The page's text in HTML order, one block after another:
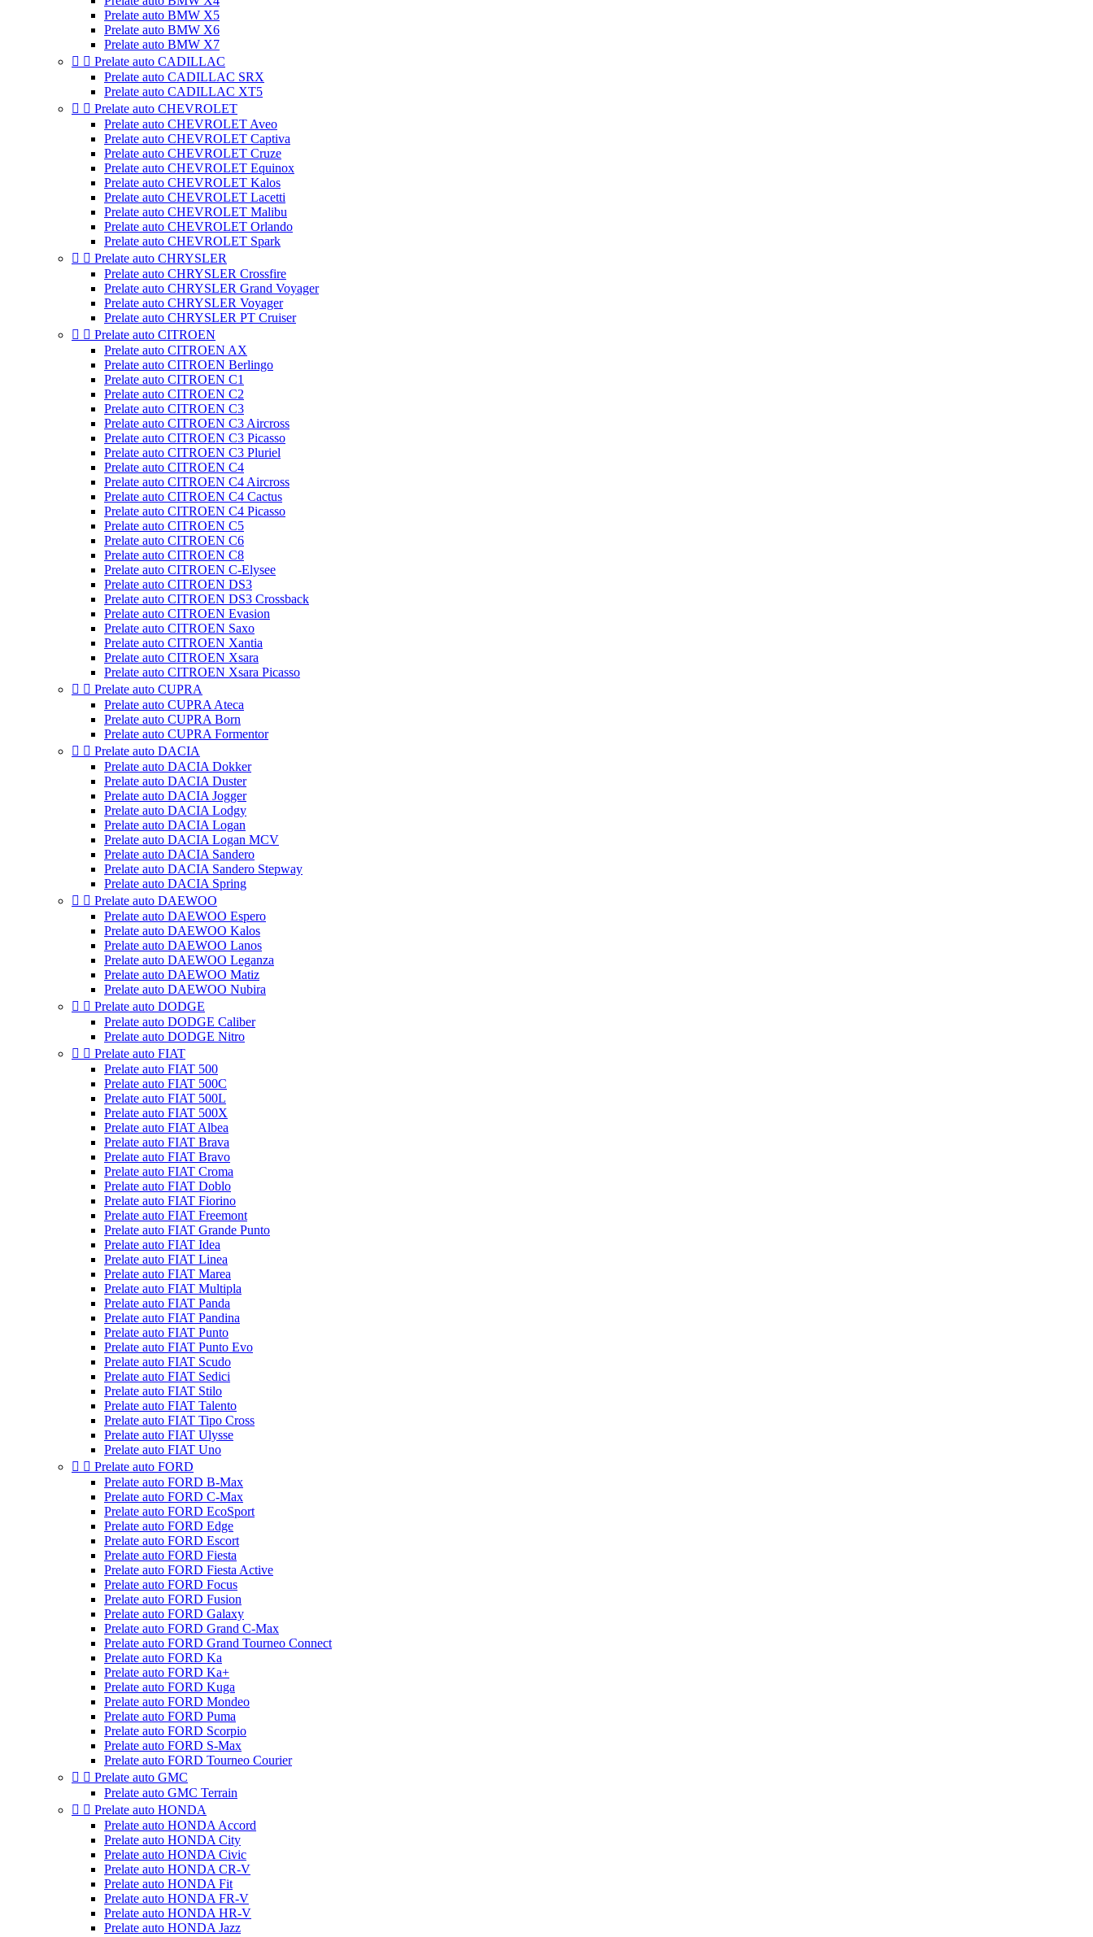
Prelate auto BMW X5
Prelate auto BMW X6
Prelate auto BMW X7
  Prelate auto CADILLAC
Prelate auto CADILLAC SRX
Prelate auto CADILLAC XT5
  Prelate auto CHEVROLET
Prelate auto CHEVROLET Aveo
Prelate auto CHEVROLET Captiva
Prelate auto CHEVROLET Cruze
Prelate auto CHEVROLET Equinox
Prelate auto CHEVROLET Kalos
Prelate auto CHEVROLET Lacetti
Prelate auto CHEVROLET Malibu
Prelate auto CHEVROLET Orlando
Prelate auto CHEVROLET Spark
  Prelate auto CHRYSLER
Prelate auto CHRYSLER Crossfire
Prelate auto CHRYSLER Grand Voyager
Prelate auto CHRYSLER Voyager
Prelate auto CHRYSLER PT Cruiser
  Prelate auto CITROEN
Prelate auto CITROEN AX
Prelate auto CITROEN Berlingo
Prelate auto CITROEN C1
Prelate auto CITROEN C2
Prelate auto CITROEN C3
Prelate auto CITROEN C3 Aircross
Prelate auto CITROEN C3 Picasso
Prelate auto CITROEN C3 Pluriel
Prelate auto CITROEN C4
Prelate auto CITROEN C4 Aircross
Prelate auto CITROEN C4 Cactus
Prelate auto CITROEN C4 Picasso
Prelate auto CITROEN C5
Prelate auto CITROEN C6
Prelate auto CITROEN C8
Prelate auto CITROEN C-Elysee
Prelate auto CITROEN DS3
Prelate auto CITROEN DS3 Crossback
Prelate auto CITROEN Evasion
Prelate auto CITROEN Saxo
Prelate auto CITROEN Xantia
Prelate auto CITROEN Xsara
Prelate auto CITROEN Xsara Picasso
  Prelate auto CUPRA
Prelate auto CUPRA Ateca
Prelate auto CUPRA Born
Prelate auto CUPRA Formentor
  Prelate auto DACIA
Prelate auto DACIA Dokker
Prelate auto DACIA Duster
Prelate auto DACIA Jogger
Prelate auto DACIA Lodgy
Prelate auto DACIA Logan
Prelate auto DACIA Logan MCV
Prelate auto DACIA Sandero
Prelate auto DACIA Sandero Stepway
Prelate auto DACIA Spring
  Prelate auto DAEWOO
Prelate auto DAEWOO Espero
Prelate auto DAEWOO Kalos
Prelate auto DAEWOO Lanos
Prelate auto DAEWOO Leganza
Prelate auto DAEWOO Matiz
Prelate auto DAEWOO Nubira
  Prelate auto DODGE
Prelate auto DODGE Caliber
Prelate auto DODGE Nitro
  Prelate auto FIAT
Prelate auto FIAT 500
Prelate auto FIAT 500C
Prelate auto FIAT 500L
Prelate auto FIAT 500X
Prelate auto FIAT Albea
Prelate auto FIAT Brava
Prelate auto FIAT Bravo
Prelate auto FIAT Croma
Prelate auto FIAT Doblo
Prelate auto FIAT Fiorino
Prelate auto FIAT Freemont
Prelate auto FIAT Grande Punto
Prelate auto FIAT Idea
Prelate auto FIAT Linea
Prelate auto FIAT Marea
Prelate auto FIAT Multipla
Prelate auto FIAT Panda
Prelate auto FIAT Pandina
Prelate auto FIAT Punto
Prelate auto FIAT Punto Evo
Prelate auto FIAT Scudo
Prelate auto FIAT Sedici
Prelate auto FIAT Stilo
Prelate auto FIAT Talento
Prelate auto FIAT Tipo Cross
Prelate auto FIAT Ulysse
Prelate auto FIAT Uno
  Prelate auto FORD
Prelate auto FORD B-Max
Prelate auto FORD C-Max
Prelate auto FORD EcoSport
Prelate auto FORD Edge
Prelate auto FORD Escort
Prelate auto FORD Fiesta
Prelate auto FORD Fiesta Active
Prelate auto FORD Focus
Prelate auto FORD Fusion
Prelate auto FORD Galaxy
Prelate auto FORD Grand C-Max
Prelate auto FORD Grand Tourneo Connect
Prelate auto FORD Ka
Prelate auto FORD Ka+
Prelate auto FORD Kuga
Prelate auto FORD Mondeo
Prelate auto FORD Puma
Prelate auto FORD Scorpio
Prelate auto FORD S-Max
Prelate auto FORD Tourneo Courier
  Prelate auto GMC
Prelate auto GMC Terrain
  Prelate auto HONDA
Prelate auto HONDA Accord
Prelate auto HONDA City
Prelate auto HONDA Civic
Prelate auto HONDA CR-V
Prelate auto HONDA Fit
Prelate auto HONDA FR-V
Prelate auto HONDA HR-V
Prelate auto HONDA Jazz